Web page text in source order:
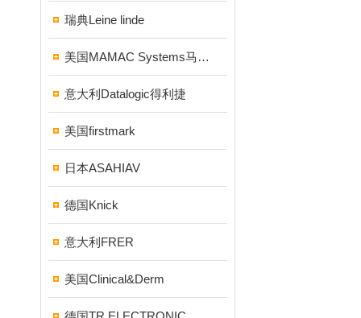
瑞典Leine linde
美国MAMAC Systems马麦克
意大利Datalogic得利捷
美国firstmark
日本ASAHIAV
德国Knick
意大利FRER
美国Clinical&Derm